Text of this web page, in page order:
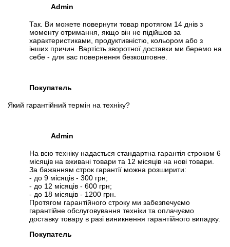
Admin
Так. Ви можете повернути товар протягом 14 днів з
моменту отримання, якщо він не підійшов за
характеристиками, продуктивністю, кольором або з
інших причин. Вартість зворотної доставки ми беремо на
себе - для вас повернення безкоштовне.
Покупатель
Який гарантійний термін на техніку?
Admin
На всю техніку надається стандартна гарантія строком 6
місяців на вживані товари та 12 місяців на нові товари.
За бажанням строк гарантії можна розширити:
- до 9 місяців - 300 грн;
- до 12 місяців - 600 грн;
- до 18 місяців - 1200 грн.
Протягом гарантійного строку ми забезпечуємо
гарантійне обслуговування техніки та оплачуємо
доставку товару в разі виникнення гарантійного випадку.
Покупатель